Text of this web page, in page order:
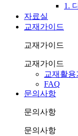
1.
자료실
교재가이드
교재가이드
교재가이드
교재활용
FAQ
문의사항
문의사항
문의사항